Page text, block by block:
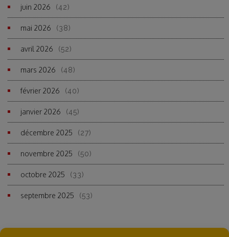
juin 2026 (42)
mai 2026 (38)
avril 2026 (52)
mars 2026 (48)
février 2026 (40)
janvier 2026 (45)
décembre 2025 (27)
novembre 2025 (50)
octobre 2025 (33)
septembre 2025 (53)